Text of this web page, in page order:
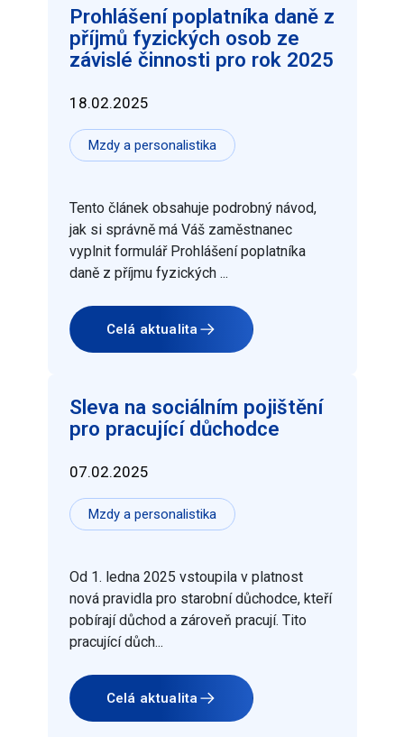
Prohlášení poplatníka daně z
příjmů fyzických osob ze
závislé činnosti pro rok 2025
18.02.2025
Mzdy a personalistika
Tento článek obsahuje podrobný návod,
jak si správně má Váš zaměstnanec
vyplnit formulář Prohlášení poplatníka
daně z příjmu fyzických ...
Celá aktualita
Sleva na sociálním pojištění
pro pracující důchodce
07.02.2025
Mzdy a personalistika
Od 1. ledna 2025 vstoupila v platnost
nová pravidla pro starobní důchodce, kteří
pobírají důchod a zároveň pracují. Tito
pracující důch...
Celá aktualita